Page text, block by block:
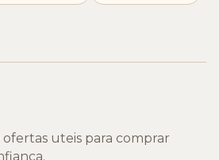
uteis para comprar